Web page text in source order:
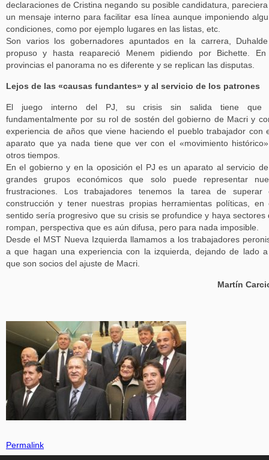
declaraciones de Cristina negando su posible candidatura,
un mensaje interno para facilitar esa línea aunque imponiendo
condiciones, como por ejemplo lugares en las listas, etc.
Son varios los gobernadores apuntados en la carrera,
propuso y hasta reapareció Menem pidiendo por Bichette. En
provincias el panorama no es diferente y se replican las disputas.
Lejos de las «causas fundantes» y al servicio de los patrones
El juego interno del PJ, su crisis sin salida tiene que
fundamentalmente por su rol de sostén del gobierno de Macri y
experiencia de años que viene haciendo el pueblo trabajador con
aparato que ya nada tiene que ver con el «movimiento
otros tiempos.
En el gobierno y en la oposición el PJ es un aparato al servicio
grandes grupos económicos que solo puede representar
frustraciones. Los trabajadores tenemos la tarea de superar
construcción y tener nuestras propias herramientas políticas, en
sentido sería progresivo que su crisis se profundice y haya sectores
rompan, perspectiva que es aún difusa, pero para nada imposible.
Desde el MST Nueva Izquierda llamamos a los trabajadores
a que hagan una experiencia con la izquierda, dejando de lado
que son socios del ajuste de Macri.
Martín
Permalink